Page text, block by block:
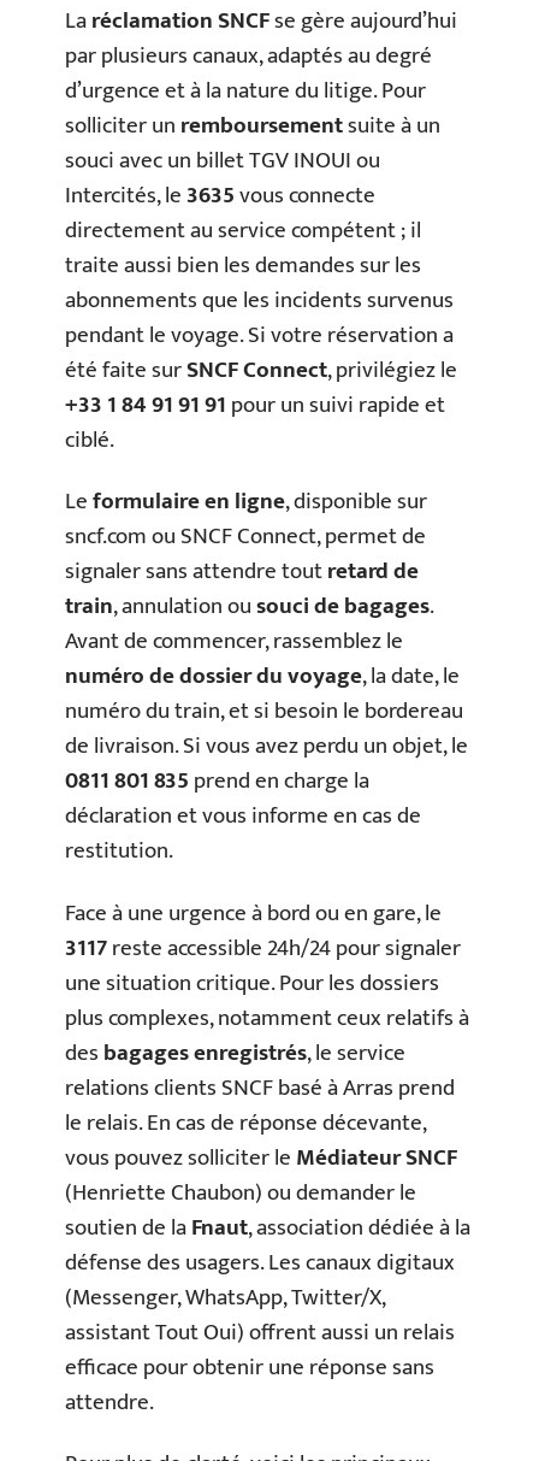
Laréclamation SNCFse gère aujourd’hui
par plusieurs canaux, adaptés au degré
d’urgence et à la nature du litige. Pour
solliciter unremboursementsuite à un
souci avec un billet TGV INOUI ou
Intercités, le3635vous connecte
directement au service compétent ; il
traite aussi bien les demandes sur les
abonnements que les incidents survenus
pendant le voyage. Si votre réservation a
été faite surSNCF Connect, privilégiez le
+33 1 84 91 91 91pour un suivi rapide et
ciblé.
Leformulaire en ligne, disponible sur
sncf.com ou SNCF Connect, permet de
signaler sans attendre toutretard de
train, annulation ousouci de bagages.
Avant de commencer, rassemblez le
numéro de dossier du voyage, la date, le
numéro du train, et si besoin le bordereau
de livraison. Si vous avez perdu un objet, le
0811 801 835prend en charge la
déclaration et vous informe en cas de
restitution.
Face à une urgence à bord ou en gare, le
3117reste accessible 24h/24 pour signaler
une situation critique. Pour les dossiers
plus complexes, notamment ceux relatifs à
desbagages enregistrés, le service
relations clients SNCF basé à Arras prend
le relais. En cas de réponse décevante,
vous pouvez solliciter leMédiateur SNCF
(Henriette Chaubon) ou demander le
soutien de laFnaut, association dédiée à la
défense des usagers. Les canaux digitaux
(Messenger, WhatsApp, Twitter/X,
assistant Tout Oui) offrent aussi un relais
efficace pour obtenir une réponse sans
attendre.